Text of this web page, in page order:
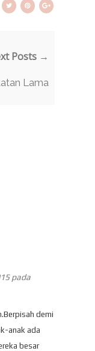
Posts →
Lama
pada
demi
anak ada
besar